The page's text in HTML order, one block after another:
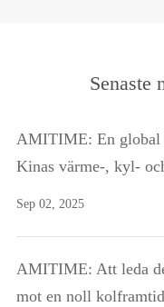
AMITIME: En global
Kinas värme-, kyl-
Sep 02, 2025
AMITIME: Att leda
mot en noll